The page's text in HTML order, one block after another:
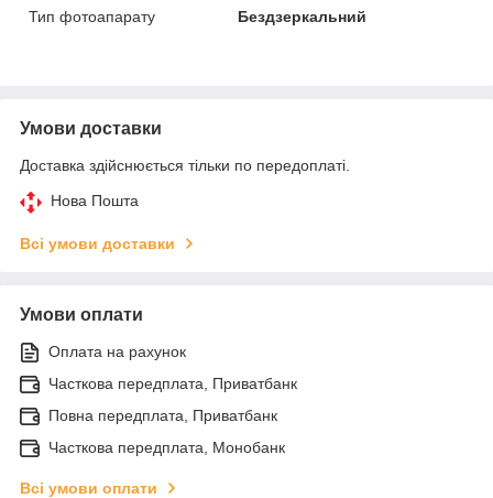
Тип фотоапарату
Бездзеркальний
Умови доставки
Доставка здійснюється тільки по передоплаті.
Нова Пошта
Всі умови доставки
Умови оплати
Оплата на рахунок
Часткова передплата, Приватбанк
Повна передплата, Приватбанк
Часткова передплата, Монобанк
Всі умови оплати